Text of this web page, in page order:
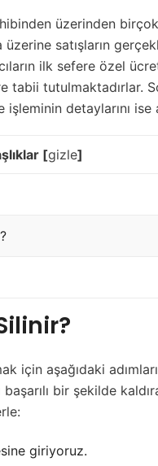
üzerinden birçok
satışların
ilk sefere özel
tutulmaktadırlar.
detaylarını ise
[gizle]
için aşağıdaki
bir şekilde
giriyoruz.